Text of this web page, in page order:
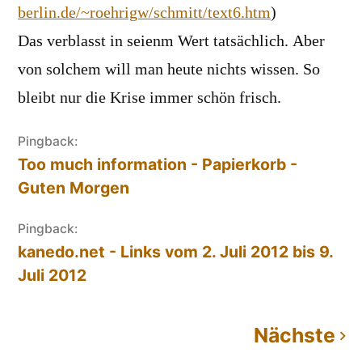
berlin.de/~roehrigw/schmitt/text6.htm)
Das verblasst in seienm Wert tatsächlich. Aber
von solchem will man heute nichts wissen. So
bleibt nur die Krise immer schön frisch.
Pingback:
Too much information - Papierkorb -
Guten Morgen
Pingback:
kanedo.net - Links vom 2. Juli 2012 bis 9.
Juli 2012
Nächste